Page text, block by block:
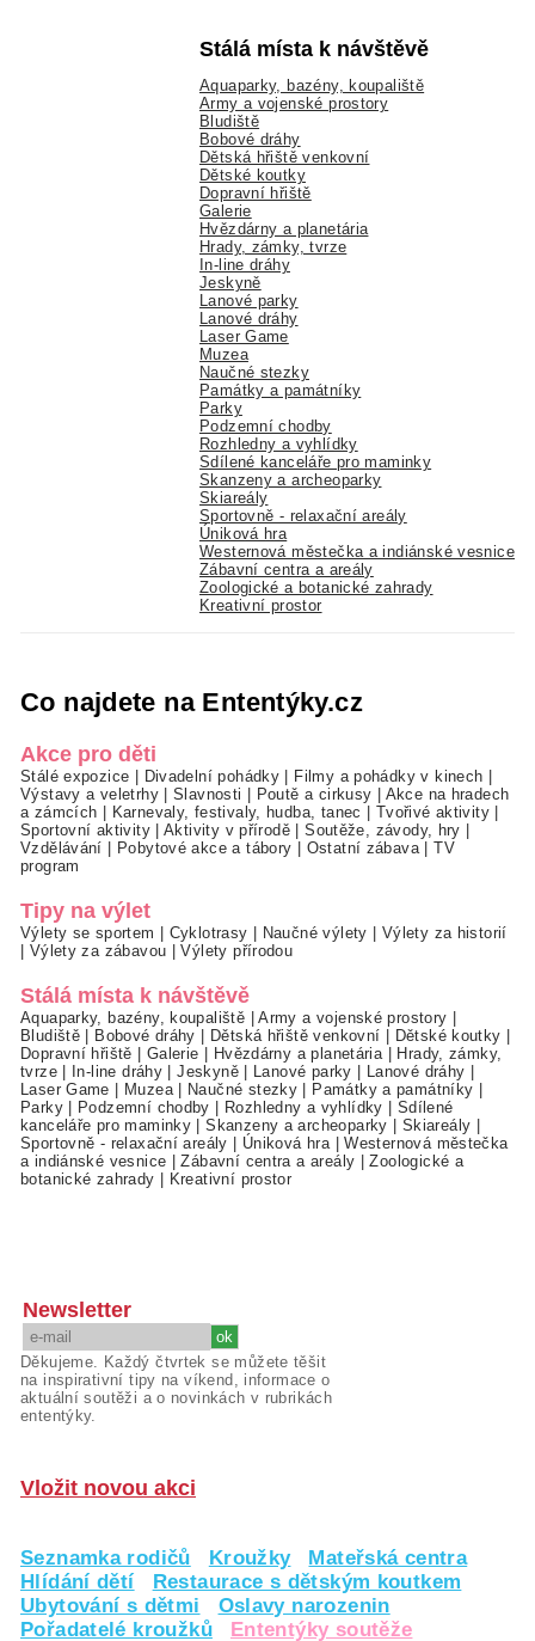
Stálá místa k návštěvě
Aquaparky, bazény, koupaliště
Army a vojenské prostory
Bludiště
Bobové dráhy
Dětská hřiště venkovní
Dětské koutky
Dopravní hřiště
Galerie
Hvězdárny a planetária
Hrady, zámky, tvrze
In-line dráhy
Jeskyně
Lanové parky
Lanové dráhy
Laser Game
Muzea
Naučné stezky
Památky a památníky
Parky
Podzemní chodby
Rozhledny a vyhlídky
Sdílené kanceláře pro maminky
Skanzeny a archeoparky
Skiareály
Sportovně - relaxační areály
Úniková hra
Westernová městečka a indiánské vesnice
Zábavní centra a areály
Zoologické a botanické zahrady
Kreativní prostor
Co najdete na Ententýky.cz
Akce pro děti
Stálé expozice Divadelní pohádky Filmy a pohádky v kinech
Výstavy a veletrhy|Slavnosti Poutě a cirkusy
Akce na hradech
a zámcích
Karnevaly, festivaly, hudba, tanec Tvořivé aktivity
Sportovní aktivity|Aktivity v přírodě |Soutěže, závody, hry
Vzdělávání
Pobytové akce a tábory Ostatní zábava|TV
program
Tipy na výlet
Výlety se sportem Cyklotrasy Naučné výlety
Výlety za historií
Výlety za zábavou |Výlety přírodou
Stálá místa k návštěvě
Aquaparky, bazény, koupaliště |Army a vojenské prostory
Bludiště
Bobové dráhy Dětská hřiště venkovní Dětské koutky
Dopravní hřiště
Galerie Hvězdárny a planetária|
Hrady, zámky,
tvrze| In-line dráhy |Jeskyně| Lanové parky Lanové dráhy
Laser Game
Muzea| Naučné stezky Památky a památníky
Parky| Podzemní chodby Rozhledny a vyhlídky
Sdílené
kanceláře pro maminky |Skanzeny a archeoparky Skiareály
Sportovně - relaxační areály
Úniková hra|Westernová městečka
a indiánské vesnice |Zábavní centra a areály |Zoologické a
botanické zahrady
Kreativní prostor
Newsletter
Děkujeme. Každý čtvrtek se můžete těšit
na inspirativní tipy na víkend, informace o
aktuální soutěži a o novinkách v rubrikách
ententýky.
Vložit novou akci
Seznamka rodičů Kroužky
Mateřská centra
Hlídání dětí
Restaurace s dětským koutkem
Ubytování s dětmi
Oslavy narozenin
Pořadatelé kroužků
Ententýky soutěže